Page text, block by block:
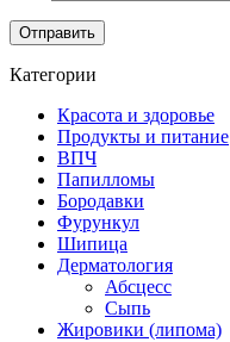
Категории
Красота и здоровье
Продукты и питание
ВПЧ
Папилломы
Бородавки
Фурункул
Шипица
Дерматология
Абсцесс
Сыпь
Жировики (липома)